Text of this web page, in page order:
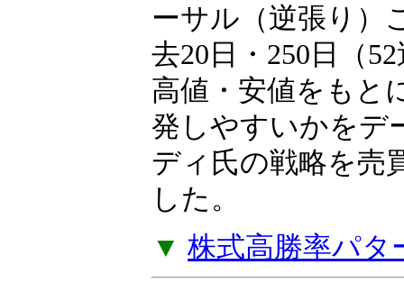
岩本祐介の
リーズ、第2弾！
き過ぎた下落の反
ーサル（逆張り）
去20日・250日（
高値・安値をもと
発しやすいかをデ
ディ氏の戦略を売